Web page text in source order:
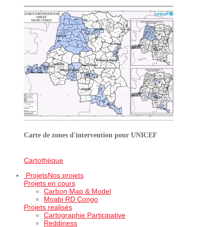
Carte de zones d'intervention pour UNICEF
Cartothèque
ProjetsNos projets
Projets en cours
Carbon Map & Model
Moabi RD Congo
Projets realisés
Cartographie Participative
Reddiness